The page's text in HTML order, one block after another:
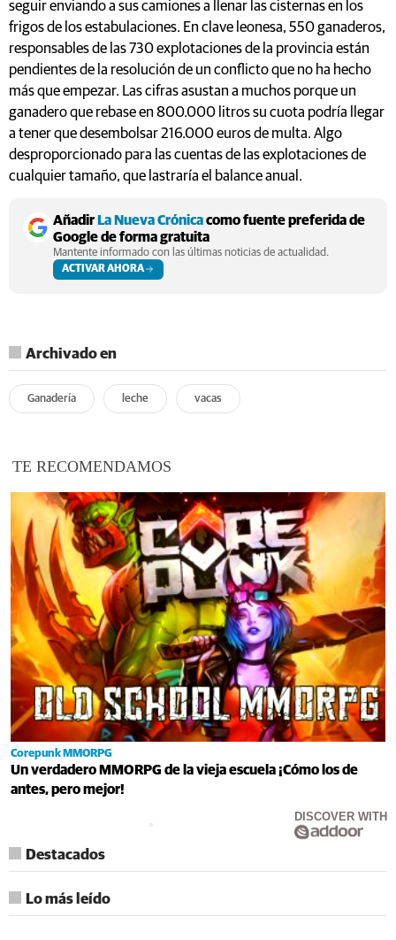
seguir enviando a sus camiones a llenar las cisternas en los
frigos de los estabulaciones. En clave leonesa, 550 ganaderos,
responsables de las 730 explotaciones de la provincia están
pendientes de la resolución de un conflicto que no ha hecho
más que empezar. Las cifras asustan a muchos porque un
ganadero que rebase en 800.000 litros su cuota podría llegar
a tener que desembolsar 216.000 euros de multa. Algo
desproporcionado para las cuentas de las explotaciones de
cualquier tamaño, que lastraría el balance anual.
AñadirLa Nueva Crónicacomo fuente preferida de
Google de forma gratuita
Mantente informado con las últimas noticias de actualidad.
ACTIVAR AHORA
Archivado en
Ganadería leche vacas
TE RECOMENDAMOS
Corepunk MMORPG
Un verdadero MMORPG de la vieja escuela ¡Cómo los de
antes, pero mejor!
DISCOVER WITH
Destacados
Lo más leído